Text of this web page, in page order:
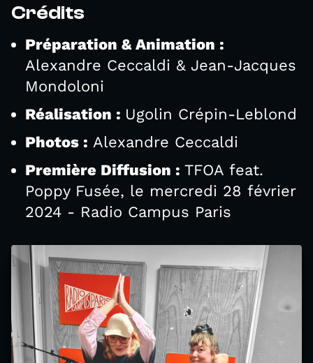
Crédits
Préparation & Animation :
Alexandre Ceccaldi & Jean-Jacques
Mondoloni
Réalisation : Ugolin Crépin-Leblond
Photos : Alexandre Ceccaldi
Première Diffusion : TFOA feat.
Poppy Fusée, le mercredi 28 février
2024 - Radio Campus Paris